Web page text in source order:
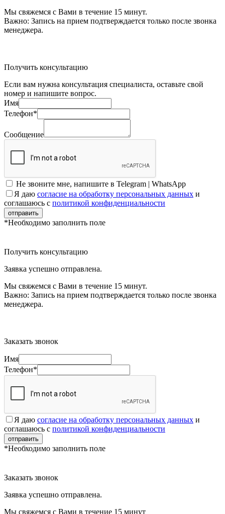
Мы свяжемся с Вами в течение 15 минут.
Важно: Запись на прием подтверждается только после звонка
менеджера.
Получить консультацию
Если вам нужна консультация специалиста, оставьте свой
номер и напишите вопрос.
Имя
Телефон*
Сообщение
Не звоните мне, напишите в Telegram | WhatsApp
Я даю согласие на обработку персональных данных и
соглашаюсь с политикой конфиденциальности
отправить
*Необходимо заполнить поле
Получить консультацию
Заявка успешно отправлена.
Мы свяжемся с Вами в течение 15 минут.
Важно: Запись на прием подтверждается только после звонка
менеджера.
Заказать звонок
Имя
Телефон*
Я даю согласие на обработку персональных данных и
соглашаюсь с политикой конфиденциальности
отправить
*Необходимо заполнить поле
Заказать звонок
Заявка успешно отправлена.
Мы свяжемся с Вами в течение 15 минут